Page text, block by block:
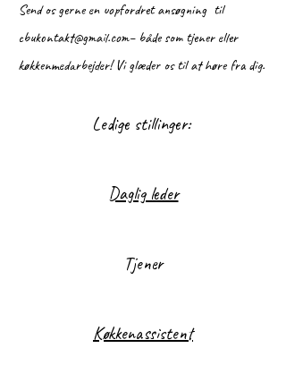
Send os gerne en uopfordret ansøgning til
cbukontakt@gmail.com– både som tjener eller
køkkenmedarbejder! Vi glæder os til at høre fra dig.​
Ledige stillinger:
Daglig leder
Tjener
Køkkenassistent